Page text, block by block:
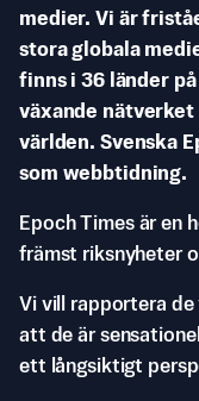
medier. Vi är
stora globala
finns i 36 länder
växande
världen. Svenska
som webbtidning.
Epoch Times är en
främst riksnyheter
Vi vill rapportera
att de är
ett långsiktigt